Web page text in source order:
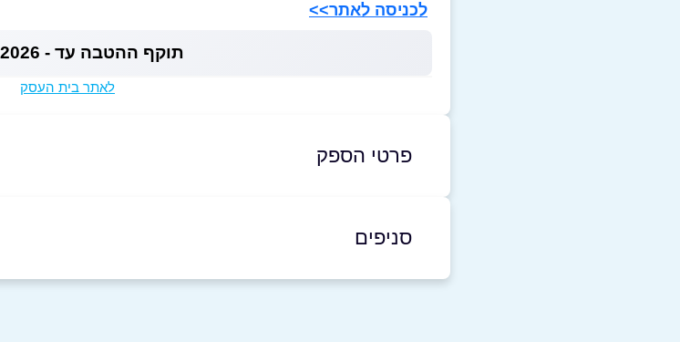
לכניסה לאתר>>
תוקף ההטבה עד - 06.09.2026
לאתר בית העסק
פרטי הספק
באתר
סניפים
תל אביב יפו